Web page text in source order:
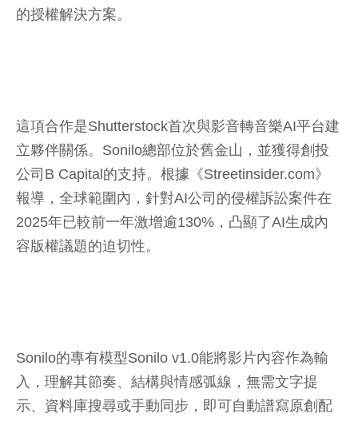
的授權解決方案。
這項合作是Shutterstock首次與影音轉音樂AI平台建
立夥伴關係。Sonilo總部位於舊金山，並獲得創投
公司B Capital的支持。根據《Streetinsider.com》
報導，全球範圍內，針對AI公司的侵權訴訟案件在
2025年已較前一年激增逾130%，凸顯了AI生成內
容版權議題的迫切性。
Sonilo的專有模型Sonilo v1.0能將影片內容作為輸
入，理解其節奏、結構與情感弧線，無需文字提
示、資料庫搜尋或手動同步，即可自動譜寫原創配